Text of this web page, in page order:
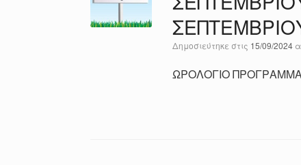
Δημοσιεύτηκε στις 15/09/2024
ΩΡΟΛΟΓΙΟ